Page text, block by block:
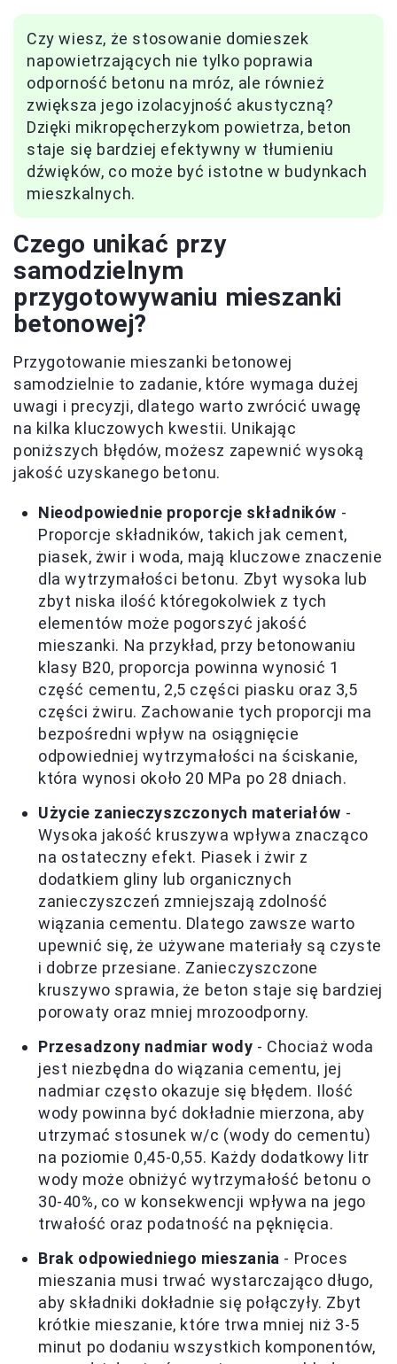
Czy wiesz, że stosowanie domieszek
napowietrzających nie tylko poprawia
odporność betonu na mróz, ale również
zwiększa jego izolacyjność akustyczną?
Dzięki mikropęcherzykom powietrza, beton
staje się bardziej efektywny w tłumieniu
dźwięków, co może być istotne w budynkach
mieszkalnych.
Czego unikać przy
samodzielnym
przygotowywaniu mieszanki
betonowej?
Przygotowanie mieszanki betonowej
samodzielnie to zadanie, które wymaga dużej
uwagi i precyzji, dlatego warto zwrócić uwagę
na kilka kluczowych kwestii. Unikając
poniższych błędów, możesz zapewnić wysoką
jakość uzyskanego betonu.
Nieodpowiednie proporcje składników -
Proporcje składników, takich jak cement,
piasek, żwir i woda, mają kluczowe znaczenie
dla wytrzymałości betonu. Zbyt wysoka lub
zbyt niska ilość któregokolwiek z tych
elementów może pogorszyć jakość
mieszanki. Na przykład, przy betonowaniu
klasy B20, proporcja powinna wynosić 1
część cementu, 2,5 części piasku oraz 3,5
części żwiru. Zachowanie tych proporcji ma
bezpośredni wpływ na osiągnięcie
odpowiedniej wytrzymałości na ściskanie,
która wynosi około 20 MPa po 28 dniach.
Użycie zanieczyszczonych materiałów -
Wysoka jakość kruszywa wpływa znacząco
na ostateczny efekt. Piasek i żwir z
dodatkiem gliny lub organicznych
zanieczyszczeń zmniejszają zdolność
wiązania cementu. Dlatego zawsze warto
upewnić się, że używane materiały są czyste
i dobrze przesiane. Zanieczyszczone
kruszywo sprawia, że beton staje się bardziej
porowaty oraz mniej mrozoodporny.
Przesadzony nadmiar wody - Chociaż woda
jest niezbędna do wiązania cementu, jej
nadmiar często okazuje się błędem. Ilość
wody powinna być dokładnie mierzona, aby
utrzymać stosunek w/c (wody do cementu)
na poziomie 0,45-0,55. Każdy dodatkowy litr
wody może obniżyć wytrzymałość betonu o
30-40%, co w konsekwencji wpływa na jego
trwałość oraz podatność na pęknięcia.
Brak odpowiedniego mieszania - Proces
mieszania musi trwać wystarczająco długo,
aby składniki dokładnie się połączyły. Zbyt
krótkie mieszanie, które trwa mniej niż 3-5
minut po dodaniu wszystkich komponentów,